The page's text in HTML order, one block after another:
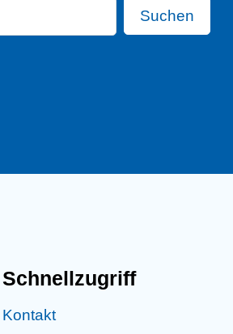
Suchen
Schnellzugriff
Kontakt